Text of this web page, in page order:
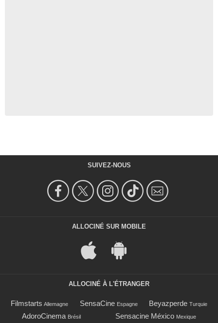
SUIVEZ-NOUS
ALLOCINÉ SUR MOBILE
ALLOCINÉ À L'ÉTRANGER
Filmstarts Allemagne SensaCine Espagne Beyazperde Turquie
AdoroCinema Brésil Sensacine México Mexique